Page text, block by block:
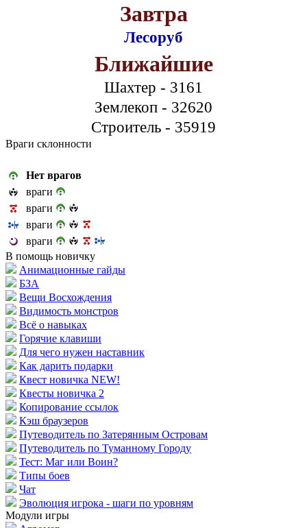
Завтра
Лесоруб
Ближайшие
Шахтер - 3161
Землекоп - 32620
Строитель - 35919
Враги склонности
Нет врагов
враги
враги
враги
враги
В помощь новичку
Анимационные гайды
БЗА
Вещи Восхождения
Видимость монстров
Всё о навыках
Горячие клавиши
Для чего нужен наставник
Как дарить подарки
Квест новичка NEW!
Квесты новичка 2
Копирование ссылок
Кэш браузеров
Путеводитель по Затерянным Островам
Путеводитель по Туманному Городу
Тест: Маг или Воин?
Типы боев
Чат
Эволюция игрока - шаги по уровням
Модули игры